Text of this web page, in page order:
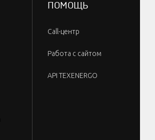
ПОМОЩЬ
Call-центр
Работа с сайтом
API TEXENERGO